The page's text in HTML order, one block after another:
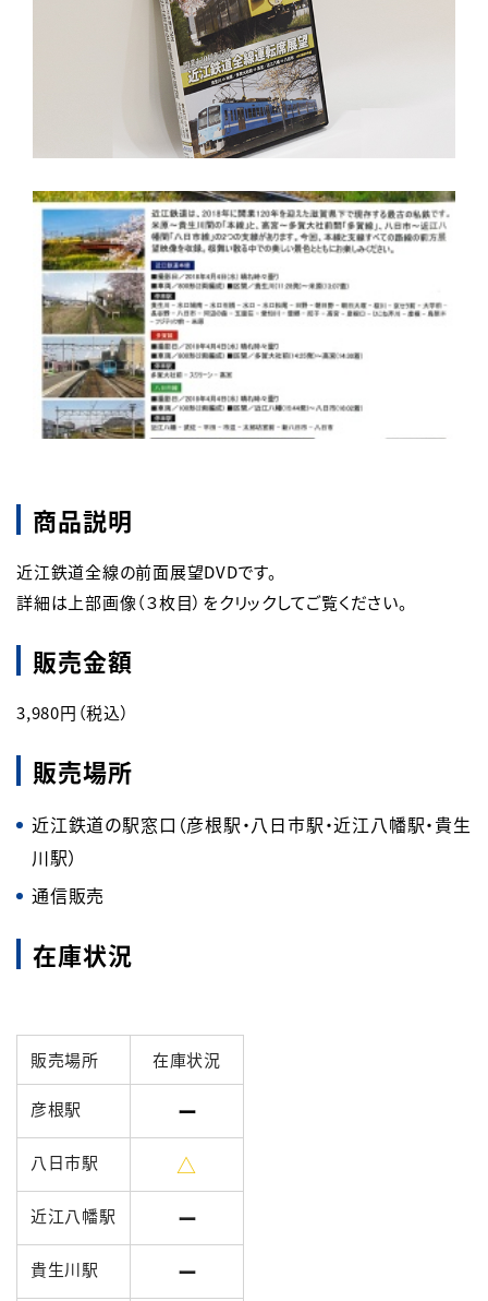
商品説明
近江鉄道全線の前面展望DVDです。
詳細は上部画像（３枚目）をクリックしてご覧ください。
販売金額
3,980円（税込）
販売場所
近江鉄道の駅窓口（彦根駅・八日市駅・近江八幡駅・貴生
川駅）
通信販売
在庫状況
販売場所 在庫状況
彦根駅 ー
八日市駅 △
近江八幡駅 ー
貴生川駅 ー